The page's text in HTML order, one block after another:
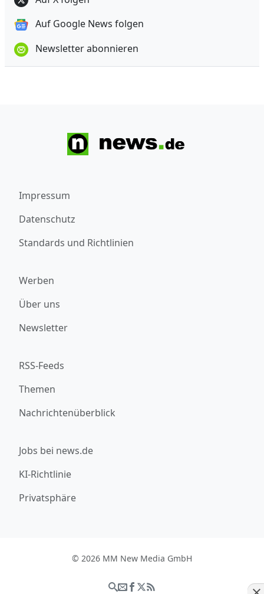
Auf Google News folgen
Newsletter abonnieren
Impressum
Datenschutz
Standards und Richtlinien
Werben
Über uns
Newsletter
RSS-Feeds
Themen
Nachrichtenüberblick
Jobs bei news.de
KI-Richtlinie
Privatsphäre
© 2026 MM New Media GmbH